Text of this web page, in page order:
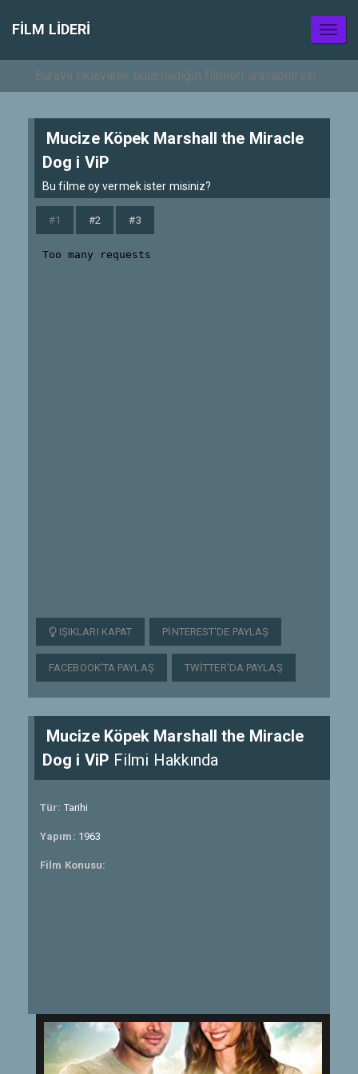
FILM LIDERI
Mucize Köpek Marshall the Miracle
Dog i ViP
Bu filme oy vermek ister misiniz?
#1 #2 #3
IŞIKLARI KAPAT PINTEREST'DE PAYLAŞ
FACEBOOK'TA PAYLAŞ TWITTER'DA PAYLAŞ
Mucize Köpek Marshall the Miracle
Dog i ViP Filmi Hakkında
Tür: Tarihi
Yapım: 1963
Film Konusu: